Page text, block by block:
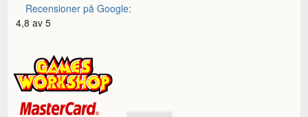
Recensioner på Google:
4,8 av 5